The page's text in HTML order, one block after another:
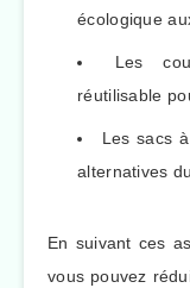
écologique
Les
réutilisable
Les sacs
alternatives
En suivant ces
vous pouvez